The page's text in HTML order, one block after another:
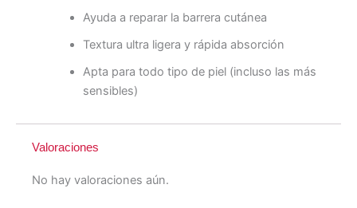
Ayuda a reparar la barrera cutánea
Textura ultra ligera y rápida absorción
Apta para todo tipo de piel (incluso las más
sensibles)
Valoraciones
No hay valoraciones aún.